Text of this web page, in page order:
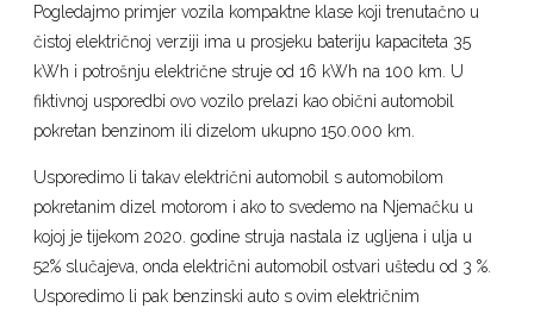
Pogledajmo primjer vozila kompaktne klase koji trenutačno u
čistoj električnoj verziji ima u prosjeku bateriju kapaciteta 35
kWh i potrošnju električne struje od 16 kWh na 100 km. U
fiktivnoj usporedbi ovo vozilo prelazi kao obični automobil
pokretan benzinom ili dizelom ukupno 150.000 km.
Usporedimo li takav električni automobil s automobilom
pokretanim dizel motorom i ako to svedemo na Njemačku u
kojoj je tijekom 2020. godine struja nastala iz ugljena i ulja u
52% slučajeva, onda električni automobil ostvari uštedu od 3 %.
Usporedimo li pak benzinski auto s ovim električnim